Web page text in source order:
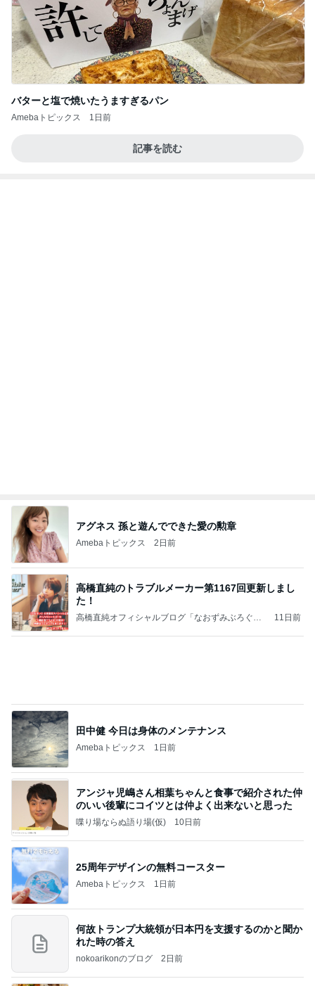
バターと塩で焼いたうますぎるパン
Amebaトピックス 1日前
記事を読む
何故トランプ大統領が日本円を支援するのかと聞か
nokoarikonのブログ 2日前
蓋が甘く汁が漏れてしまった弁当
閉店すると聞きみんなで行った場所
Amebaトピックス
記事を読む